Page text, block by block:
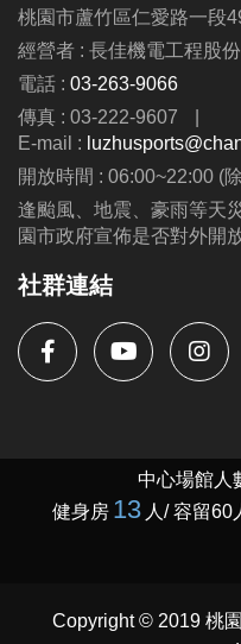
【#報名連結】https://
【#洽詢專線】03-
公益免費講座・限額30
掃描 QR Code 填表報
桃園市蘆竹區仁愛路一段
經營者 : 長佳機電工程股
電話 : 03-263-9066
傳真 : 03-222-9607
|
E-mail :
開放時間 : 06:00~22:00 (
逢颱風、地震、豪雨等天
園市政府宣佈是否對外開
社群連結
Copyright © 2019 桃